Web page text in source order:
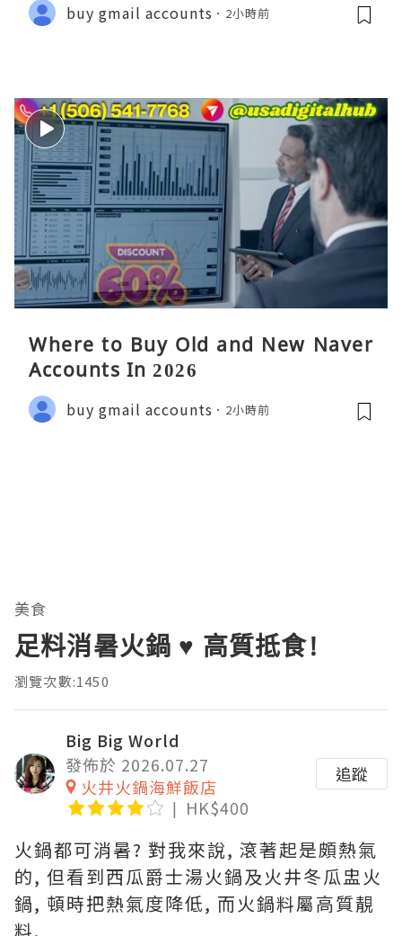
buy gmail accounts 2小時前
Where to Buy Old and New Naver
Accounts In 2026
buy gmail accounts 2小時前
美食
足料消暑火鍋 ♥ 高質抵食!
瀏覽次數:1450
Big Big World
發佈於 2026.07.27
火井火鍋海鮮飯店
HK$400
追蹤
火鍋都可消暑? 對我來說, 滾著起是頗熱氣
的, 但看到西瓜爵士湯火鍋及火井冬瓜盅火
鍋, 頓時把熱氣度降低, 而火鍋料屬高質靚
料.